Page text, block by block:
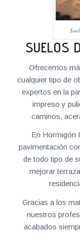
SUELOS
Ofrecemos
cualquier tipo de
expertos en la
impreso y
caminos,
En Hormigón
pavimentación
de todo tipo de
mejorar
Gracias a los
nuestros
acabados